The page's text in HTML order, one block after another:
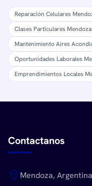
Reparación Celulares
Clases Particulares Mendoza
Mantenimiento Aires
Oportunidades Laborales
Emprendimientos Locales
Contactanos
location_on Mendoza, Argentina